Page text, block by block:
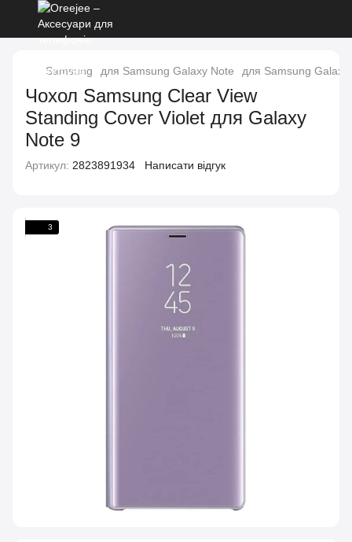
Samsung для Samsung Galaxy Note для Samsung Galaxy
Чохол Samsung Clear View
Standing Cover Violet для Galaxy
Note 9
Артикул: 2823891934 Написати відгук
3